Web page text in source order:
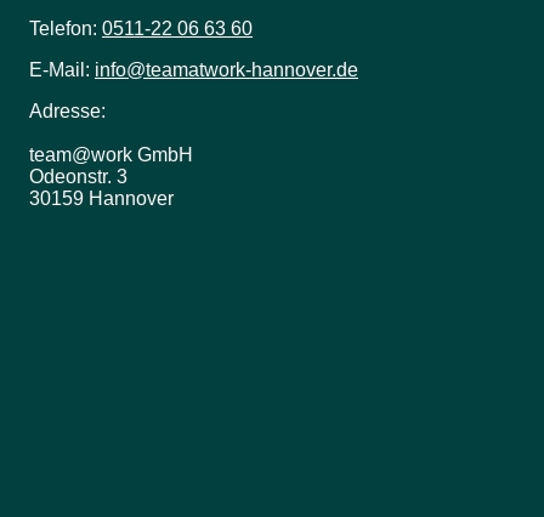
Telefon: 0511-22 06 63 60
E-Mail: info@teamatwork-hannover.de
Adresse:
team@work GmbH
Odeonstr. 3
30159 Hannover